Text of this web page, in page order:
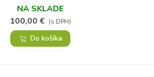
NA SKLADE
100,00 € (s DPH)
Do košíka